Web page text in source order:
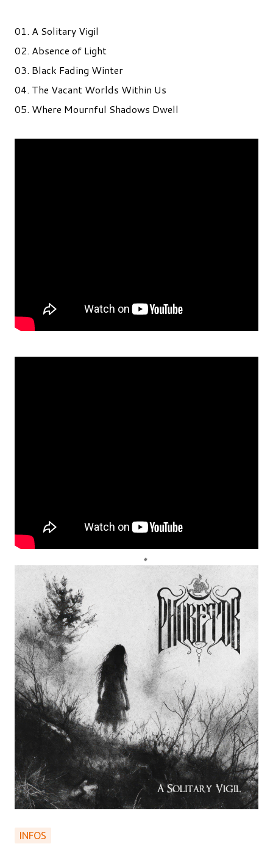
01. A Solitary Vigil
02. Absence of Light
03. Black Fading Winter
04. The Vacant Worlds Within Us
05. Where Mournful Shadows Dwell
INFOS